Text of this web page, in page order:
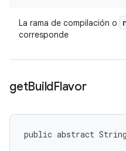
La rama de compilación o
corresponde
getBuildFlavor
public abstract